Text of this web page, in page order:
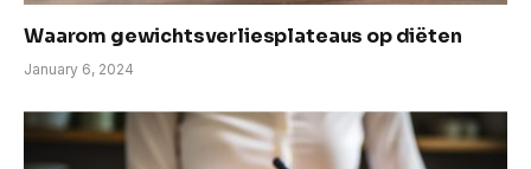
Waarom gewichtsverliesplateaus op diëten
January 6, 2024